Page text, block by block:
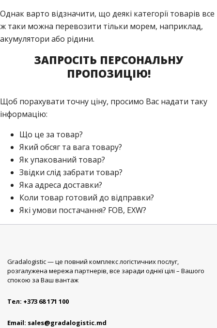
Однак варто відзначити, що деякі категорії товарів все
ж таки можна перевозити тільки морем, наприклад,
акумулятори або рідини.
ЗАПРОСІТЬ ПЕРСОНАЛЬНУ
ПРОПОЗИЦІЮ!
Щоб порахувати точну ціну, просимо Вас надати таку
інформацію:
Що це за товар?
Який обсяг та вага товару?
Як упакований товар?
Звідки слід забрати товар?
Яка адреса доставки?
Коли товар готовий до відправки?
Які умови постачання? FOB, EXW?
Gradalogistic — це повний комплекс логістичних послуг,
розгалужена мережа партнерів, все заради однієї цілі – Вашого
спокою за Ваш вантаж
Тел: +373 68 171 100
Email: sales@gradalogistic.md